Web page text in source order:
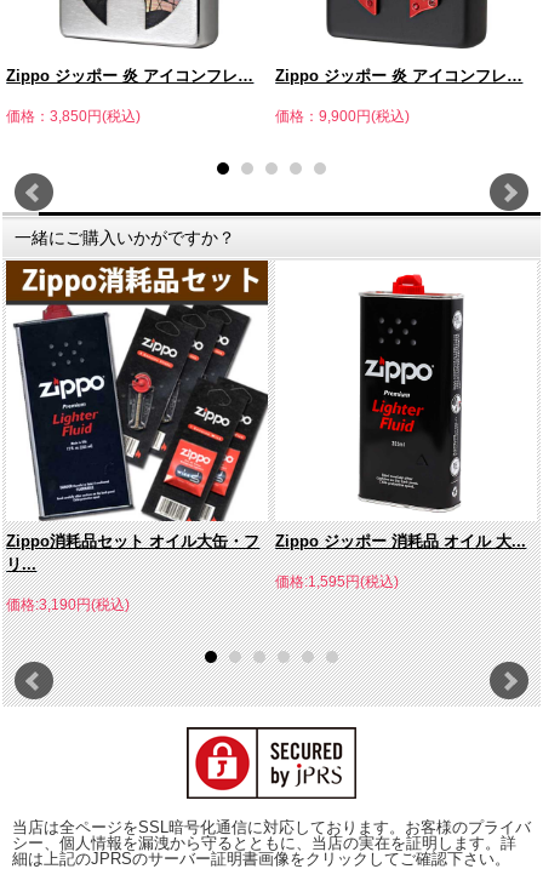
Zippo ジッポー 炎 アイコンフレ…
価格：3,850円(税込)
Zippo ジッポー 炎 アイコンフレ…
価格：9,900円(税込)
一緒にご購入いかがですか？
Zippo消耗品セット オイル大缶・フ
リ...
価格:3,190円(税込)
Zippo ジッポー 消耗品 オイル 大...
価格:1,595円(税込)
当店は全ページをSSL暗号化通信に対応しております。お客様のプライバ
シー、個人情報を漏洩から守るとともに、当店の実在を証明します。詳
細は上記のJPRSのサーバー証明書画像をクリックしてご確認下さい。